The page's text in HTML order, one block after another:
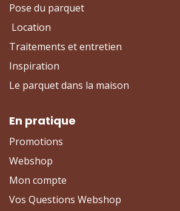
Pose du parquet
Location
Traitements et entretien
Inspiration
Le parquet dans la maison
En pratique
Promotions
Webshop
Mon compte
Vos Questions Webshop